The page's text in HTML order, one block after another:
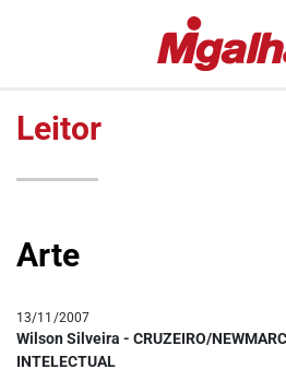
MIGALHAS
AMANHECIDAS
COLUNAS
AUTORES
#COVID19
LULA
LAVA
DR.
PINTASSILGO
Leitor
Arte
13/11/2007
Wilson Silveira - CRUZEIRO/
INTELECTUAL